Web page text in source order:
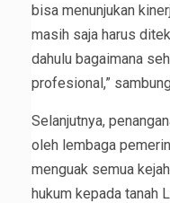
bisa menunjukan
masih saja harus
dahulu bagaimana
profesional,”
Selanjutnya,
oleh lembaga
menguak semua
hukum kepada tanah